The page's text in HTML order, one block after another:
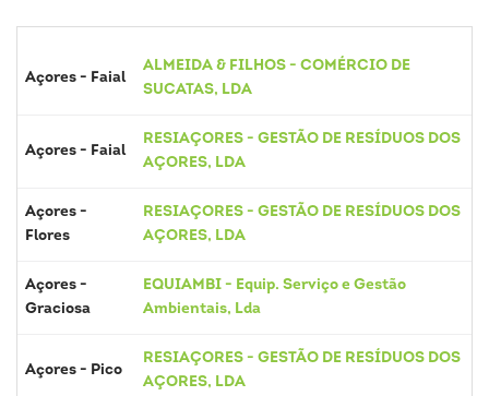
Açores - Faial
ALMEIDA & FILHOS - COMÉRCIO DE
SUCATAS, LDA
Açores - Faial
RESIAÇORES - GESTÃO DE RESÍDUOS DOS
AÇORES, LDA
Açores -
Flores
RESIAÇORES - GESTÃO DE RESÍDUOS DOS
AÇORES, LDA
Açores -
Graciosa
EQUIAMBI - Equip. Serviço e Gestão
Ambientais, Lda
Açores - Pico
RESIAÇORES - GESTÃO DE RESÍDUOS DOS
AÇORES, LDA